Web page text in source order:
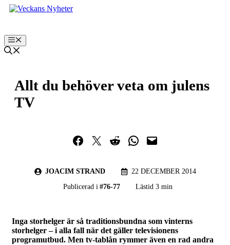
Hoppa
Meny
Allt du behöver veta om julens
TV
Dela på Facebook
Dela på TwitterDela på RedditDela i WhatsApp
Maila en länk
JOACIM STRAND
22 DECEMBER 2014
Publicerad i #76-77 Lästid 3 min
Inga storhelger är så traditionsbundna som vinterns
storhelger – i alla fall när det gäller televisionens
programutbud. Men tv-tablån rymmer även en rad andra